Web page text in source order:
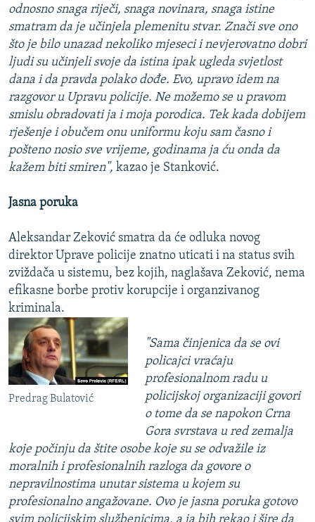
odnosno snaga riječi, snaga novinara, snaga istine
smatram da je učinjela plemenitu stvar. Znači sve ono
što je bilo unazad nekoliko mjeseci i nevjerovatno dobri
ljudi su učinjeli svoje da istina ipak ugleda svjetlost
dana i da pravda polako dođe. Evo, upravo idem na
razgovor u Upravu policije. Ne možemo se u pravom
smislu obradovati ja i moja porodica. Tek kada dobijem
rješenje i obučem onu uniformu koju sam časno i
pošteno nosio sve vrijeme, godinama ja ću onda da
kažem biti smiren", kazao je Stanković.
Jasna poruka
Aleksandar Zeković smatra da će odluka novog
direktor Uprave policije znatno uticati i na status svih
zviždača u sistemu, bez kojih, naglašava Zeković, nema
efikasne borbe protiv korupcije i organzivanog
kriminala.
Predrag Bulatović
"Sama činjenica da se ovi
policajci vraćaju
profesionalnom radu u
policijskoj organizaciji govori
o tome da se napokon Crna
Gora svrstava u red zemalja
koje počinju da štite osobe koje su se odvažile iz
moralnih i profesionalnih razloga da govore o
nepravilnostima unutar sistema u kojem su
profesionalno angažovane. Ovo je jasna poruka gotovo